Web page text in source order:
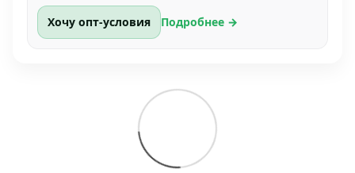
Хочу опт-условия Подробнее →